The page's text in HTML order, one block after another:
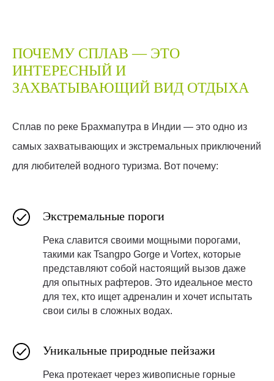
ПОЧЕМУ СПЛАВ — ЭТО
ИНТЕРЕСНЫЙ И
ЗАХВАТЫВАЮЩИЙ ВИД ОТДЫХА
Сплав по реке Брахмапутра в Индии — это одно из
самых захватывающих и экстремальных приключений
для любителей водного туризма. Вот почему:
Экстремальные пороги
Река славится своими мощными порогами,
такими как Tsangpo Gorge и Vortex, которые
представляют собой настоящий вызов даже
для опытных рафтеров. Это идеальное место
для тех, кто ищет адреналин и хочет испытать
свои силы в сложных водах.
Уникальные природные пейзажи
Река протекает через живописные горные